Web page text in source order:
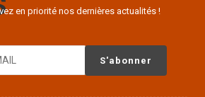
plus imposante des femmes dans la
en priorité nos dernières actualités !